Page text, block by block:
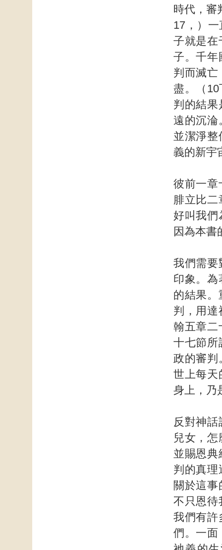
時代，審
17，）
子就是在
子。千年
判而滅亡
盡。（
判的結果
遠的沉淪
並潔淨整
義的新宇
彼前一章
腓立比
好叫我們
因為本書
我們需要
印象。為
的結果。
判，用達
翰五章二
十七節所
政的審判
世上每天
身上，乃
反對神
兒女，
並賜恩典
判的真理
關於這
不只恩待
我們有許
們。一面